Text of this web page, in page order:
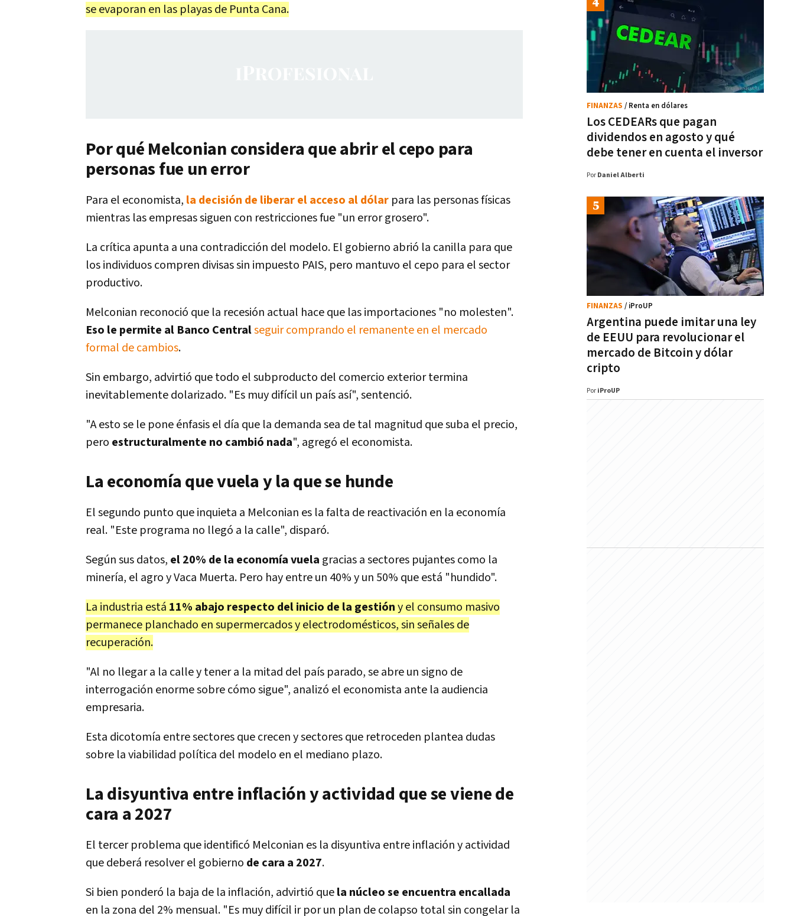
se evaporan en las playas de Punta Cana.
Por qué Melconian considera que abrir el cepo para
personas fue un error
Para el economista, la decisión de liberar el acceso al dólar para las personas físicas
mientras las empresas siguen con restricciones fue "un error grosero".
La crítica apunta a una contradicción del modelo. El gobierno abrió la canilla para que
los individuos compren divisas sin impuesto PAIS, pero mantuvo el cepo para el sector
productivo.
Melconian reconoció que la recesión actual hace que las importaciones "no molesten".
Eso le permite al Banco Centralseguir comprando el remanente en el mercado
formal de cambios.
Sin embargo, advirtió que todo el subproducto del comercio exterior termina
inevitablemente dolarizado. "Es muy difícil un país así", sentenció.
"A esto se le pone énfasis el día que la demanda sea de tal magnitud que suba el precio,
pero estructuralmente no cambió nada", agregó el economista.
La economía que vuela y la que se hunde
El segundo punto que inquieta a Melconian es la falta de reactivación en la economía
real. "Este programa no llegó a la calle", disparó.
Según sus datos, el 20% de la economía vuela gracias a sectores pujantes como la
minería, el agro y Vaca Muerta. Pero hay entre un 40% y un 50% que está "hundido".
La industria está 11% abajo respecto del inicio de la gestióny el consumo masivo
permanece planchado en supermercados y electrodomésticos, sin señales de
recuperación.
"Al no llegar a la calle y tener a la mitad del país parado, se abre un signo de
interrogación enorme sobre cómo sigue", analizó el economista ante la audiencia
empresaria.
Esta dicotomía entre sectores que crecen y sectores que retroceden plantea dudas
sobre la viabilidad política del modelo en el mediano plazo.
La disyuntiva entre inflación y actividad que se viene de
cara a 2027
El tercer problema que identificó Melconian es la disyuntiva entre inflación y actividad
que deberá resolver el gobierno de cara a 2027.
Si bien ponderó la baja de la inflación, advirtió quela núcleo se encuentra encallada
en la zona del 2% mensual. "Es muy difícil ir por un plan de colapso total sin congelar la
Los CEDEARs que pagan
dividendos en agosto y qué
debe tener en cuenta el inversor
FINANZAS / Renta en dólares
Por Daniel Alberti
Argentina puede imitar una ley
de EEUU para revolucionar el
mercado de Bitcoin y dólar
cripto
FINANZAS / iProUP
Por iProUP